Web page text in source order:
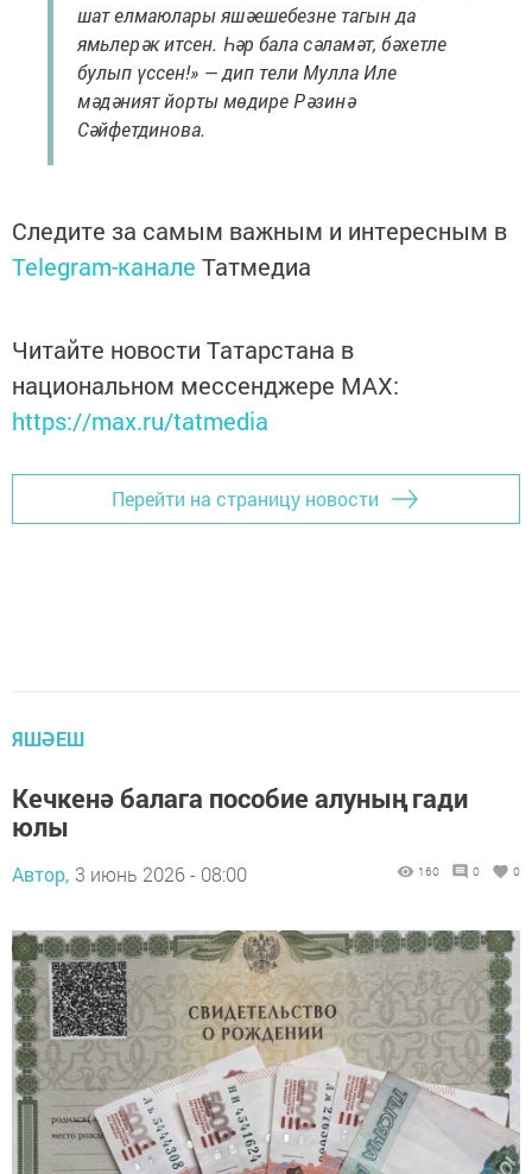
шат елмаюлары яшәешебезне тагын да
ямьлерәк итсен. Һәр бала сәламәт, бәхетле
булып үссен!» — дип тели Мулла Иле
мәдәният йорты мөдире Рәзинә
Сәйфетдинова.
Следите за самым важным и интересным в
Telegram-канале Татмедиа
Читайте новости Татарстана в
национальном мессенджере MАХ:
https://max.ru/tatmedia
Перейти на страницу новости
ЯШӘЕШ
Кечкенә балага пособие алуның гади
юлы
Автор, 3 июнь 2026 - 08:00 160 0 0